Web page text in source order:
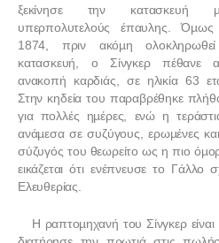
ξεκίνησε την κατασκευή
υπερπολυτελούς έπαυλης. Όµως
1874, πριν ακόµη
κατασκευή, ο Σίνγκερ πέθανε
ανακοπή καρδιάς, σε ηλικία 63
Στην κηδεία του παραβρέθηκε
για πολλές ηµέρες, ενώ η
ανάµεσα σε συζύγους, ερωµένες
σύζυγός του θεωρείτο ως η πιο
εικάζεται ότι ενέπνευσε το Γάλλο
Ελευθερίας.
Η ραπτοµηχανή του Σίνγκερ